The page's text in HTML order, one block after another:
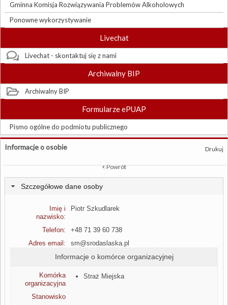
Gminna Komisja Rozwiązywania Problemów Alkoholowych
Ponowne wykorzystywanie
Livechat
Livechat - skontaktuj się z nami
Archiwalny BIP
Archiwalny BIP
Formularze ePUAP
Pismo ogólne do podmiotu publicznego
Drukuj
Informacje o osobie
Powrót
Szczegółowe dane osoby
Imię i
nazwisko:
Piotr Szkudlarek
Telefon:
+48 71 39 60 738
Adres email:
sm@srodaslaska.pl
Informacje o komórce organizacyjnej
Komórka
organizacyjna
Straż Miejska
Stanowisko